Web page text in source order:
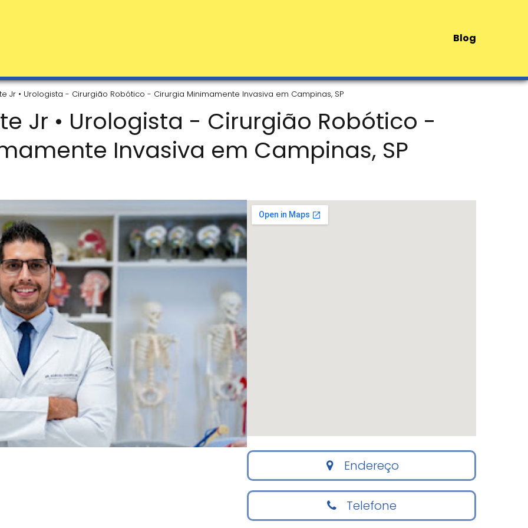
Blog
Jr • Urologista - Cirurgião Robótico - Cirurgia Minimamente Invasiva em Campinas, SP
Jr • Urologista - Cirurgião Robótico -
Invasiva em Campinas, SP
Endereço
Telefone